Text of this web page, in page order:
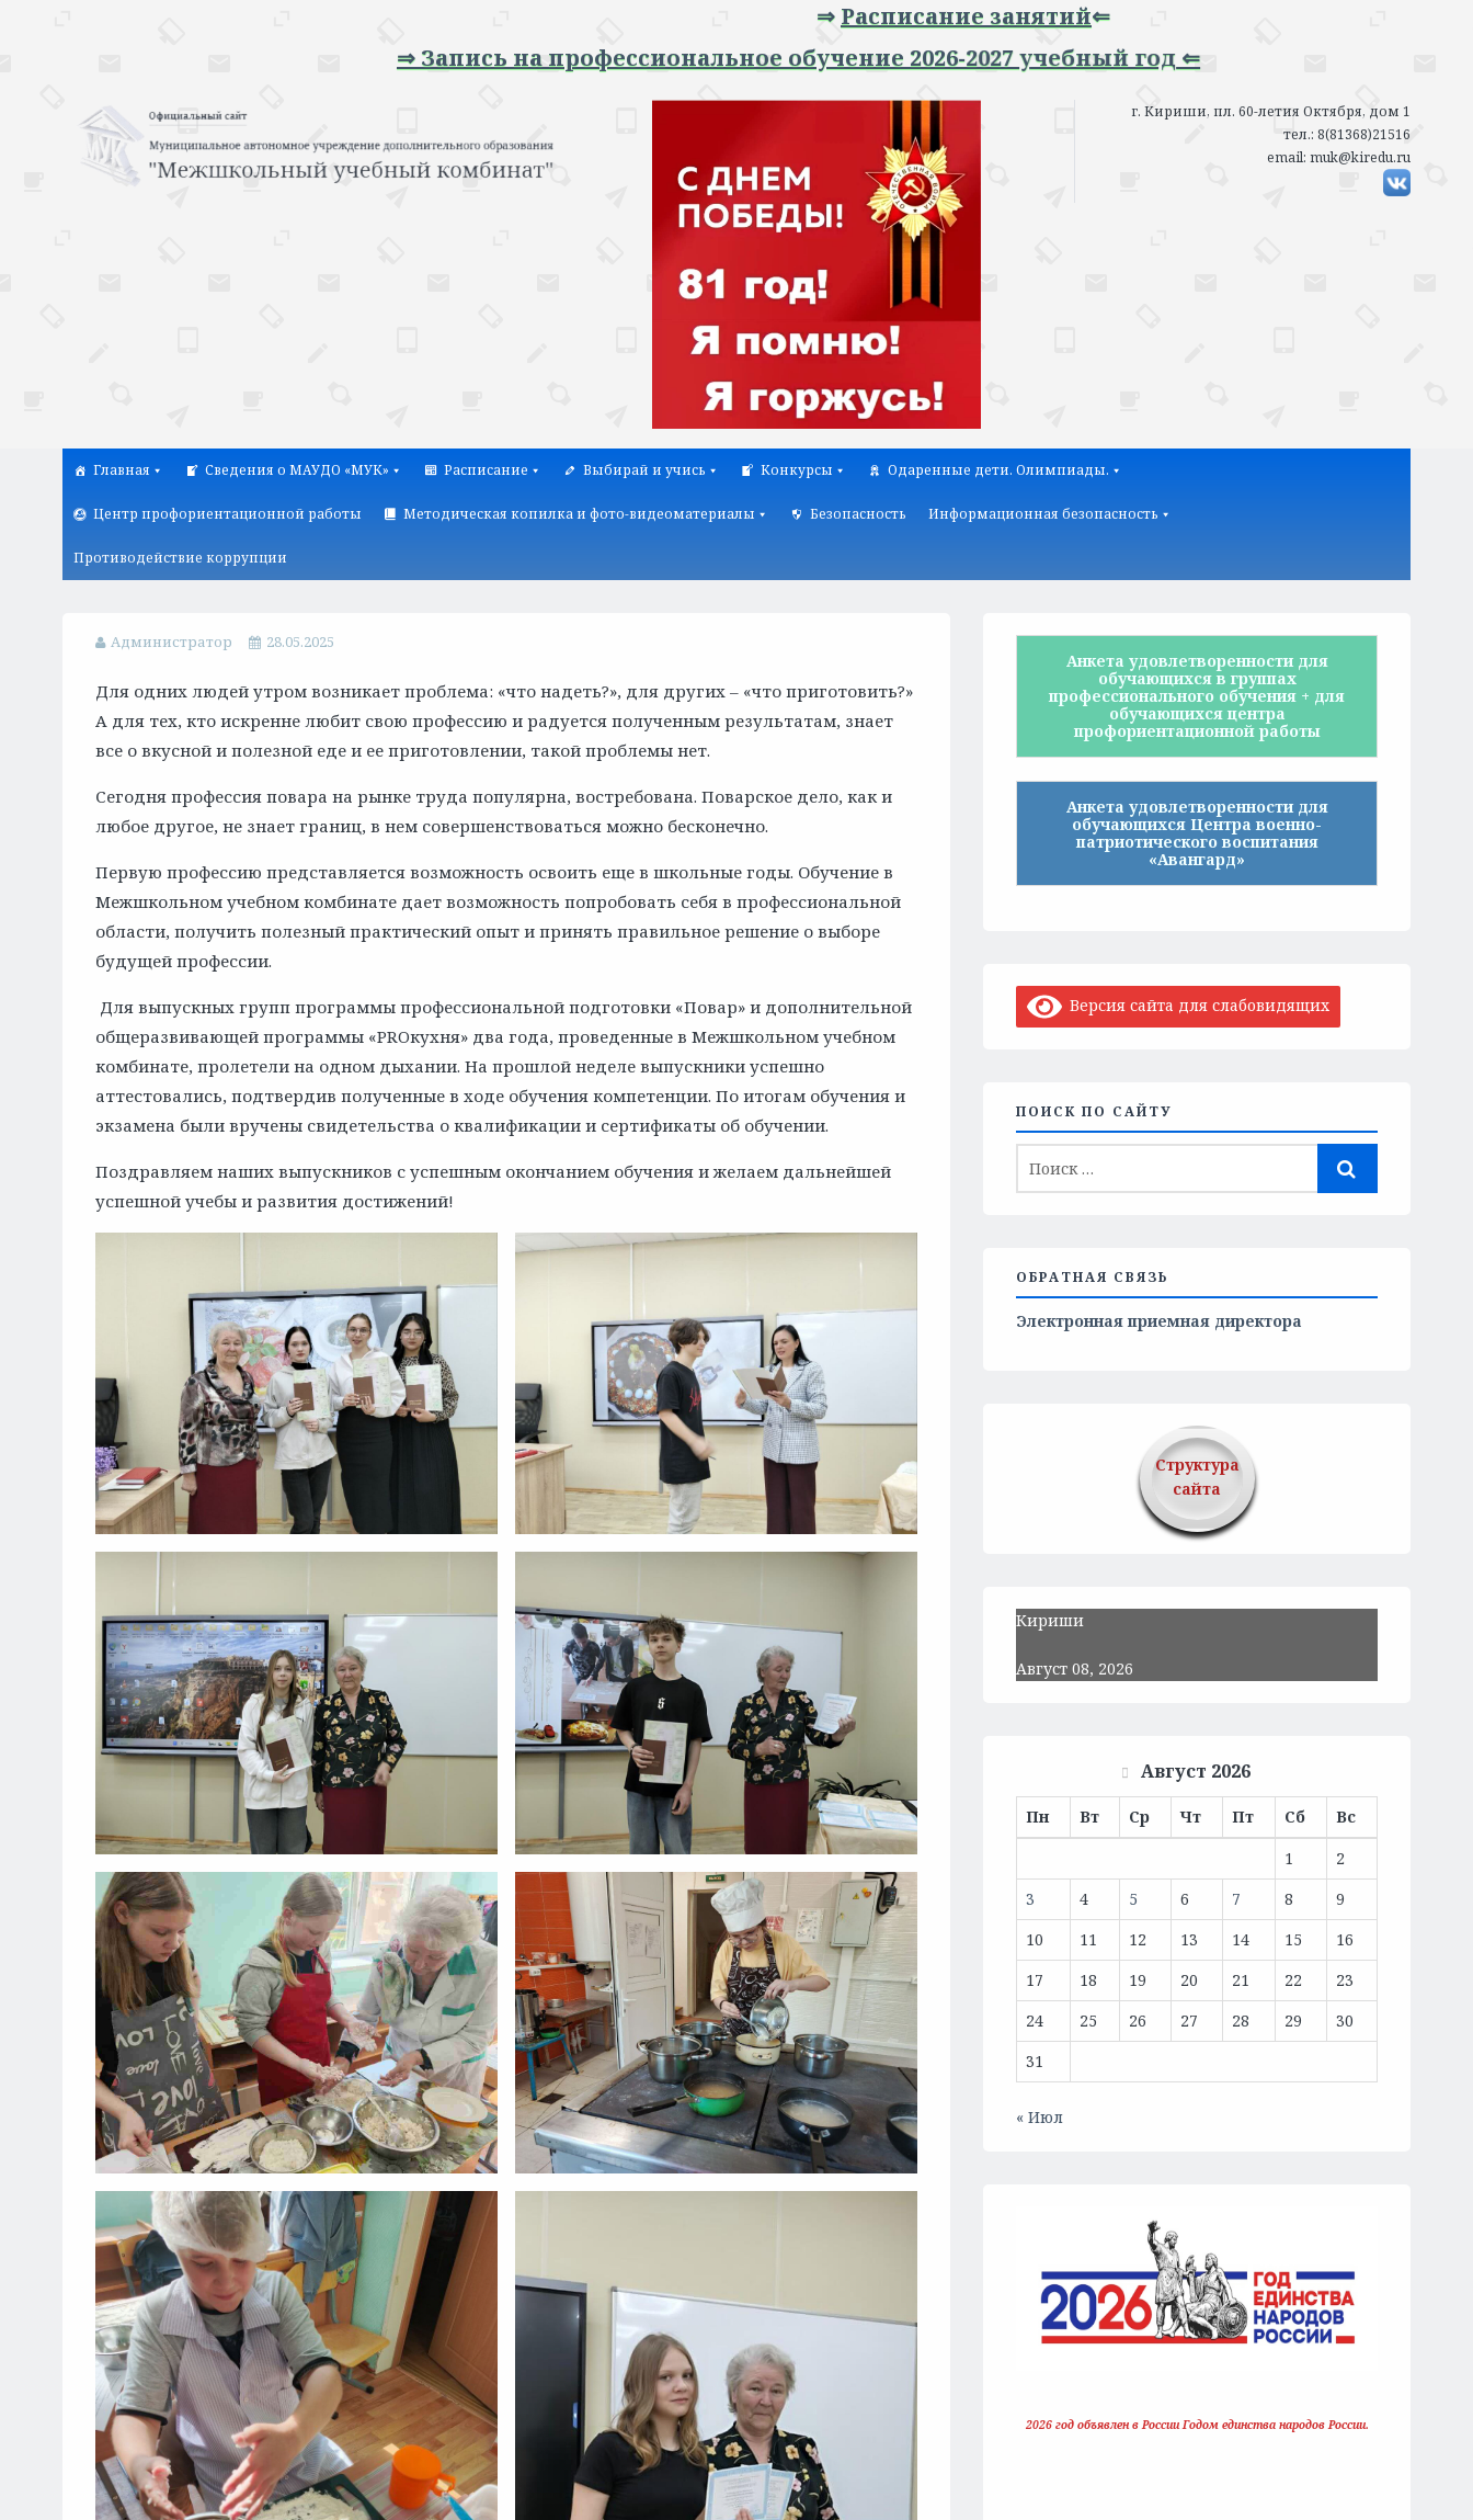
Расписание занятий ⇐
⇒ Запись на профессиональное обучение 2026-2027 учебный год ⇐
г. Кириши, пл. 60-летия Октября, дом 1
тел.: 8(81368)21516
email: muk@kiredu.ru
Главная Сведения о МАУДО «МУК» Расписание Выбирай и учись Конкурсы Одаренные дети. Олимпиады.
Центр профориентационной работы Методическая копилка и фото-видеоматериалы Безопасность Информационная безопасность
Противодействие коррупции
Администратор 28.05.2025
Для одних людей утром возникает проблема: «что надеть?», для других – «что приготовить?»
А для тех, кто искренне любит свою профессию и радуется полученным результатам, знает
все о вкусной и полезной еде и ее приготовлении, такой проблемы нет.
Сегодня профессия повара на рынке труда популярна, востребована. Поварское дело, как и
любое другое, не знает границ, в нем совершенствоваться можно бесконечно.
Первую профессию представляется возможность освоить еще в школьные годы. Обучение в
Межшкольном учебном комбинате дает возможность попробовать себя в профессиональной
области, получить полезный практический опыт и принять правильное решение о выборе
будущей профессии.
Для выпускных групп программы профессиональной подготовки «Повар» и дополнительной
общеразвивающей программы «PROкухня» два года, проведенные в Межшкольном учебном
комбинате, пролетели на одном дыхании. На прошлой неделе выпускники успешно
аттестовались, подтвердив полученные в ходе обучения компетенции. По итогам обучения и
экзамена были вручены свидетельства о квалификации и сертификаты об обучении.
Поздравляем наших выпускников с успешным окончанием обучения и желаем дальнейшей
успешной учебы и развития достижений!
Анкета удовлетворенности для
обучающихся в группах
профессионального обучения + для
обучающихся центра
профориентационной работы
Анкета удовлетворенности для
обучающихся Центра военно-
патриотического воспитания
«Авангард»
Версия сайта для слабовидящих
ПОИСК ПО САЙТУ
ОБРАТНАЯ СВЯЗЬ
Электронная приемная директора
Структура
сайта
Кириши
Август 08, 2026
Август 2026
Пн Вт Ср Чт Пт Сб
Вс
1
2
3
4 5 6 7 8
9
10
11 12 13 14 15
16
17
18 19 20 21 22
23
24
25 26 27 28 29
30
31
« Июл
2026 год объявлен в России Годом единства народов России.